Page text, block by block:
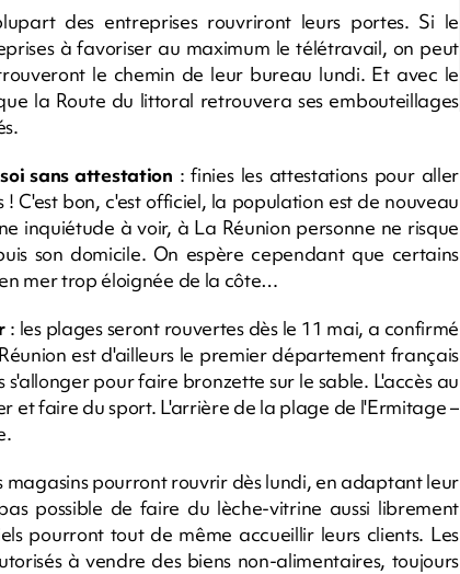
des entreprises rouvriront leurs portes. Si le
à favoriser au maximum le télétravail, on peut
le chemin de leur bureau lundi. Et avec le
la Route du littoral retrouvera ses embouteillages
sans attestation : finies les attestations pour aller
C'est bon, c'est officiel, la population est de nouveau
inquiétude à voir, à La Réunion personne ne risque
son domicile. On espère cependant que certains
mer trop éloignée de la côte…
: les plages seront rouvertes dès le 11 mai, a confirmé
est d'ailleurs le premier département français
pour faire bronzette sur le sable. L'accès au
et faire du sport. L'arrière de la plage de l'Ermitage –
magasins pourront rouvrir dès lundi, en adaptant leur
possible de faire du lèche-vitrine aussi librement
pourront tout de même accueillir leurs clients. Les
à vendre des biens non-alimentaires, toujours